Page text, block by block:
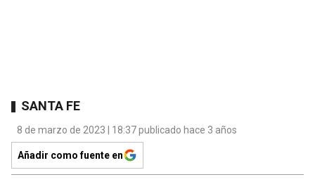
SANTA FE
8 de marzo de 2023 | 18:37 publicado hace 3 años
Añadir como fuente en